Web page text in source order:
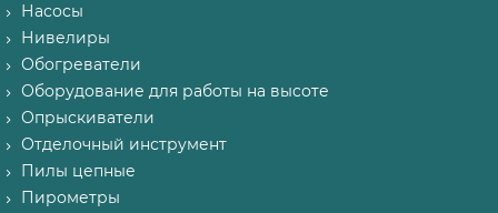
Насосы
Нивелиры
Обогреватели
Оборудование для работы на высоте
Опрыскиватели
Отделочный инструмент
Пилы цепные
Пирометры